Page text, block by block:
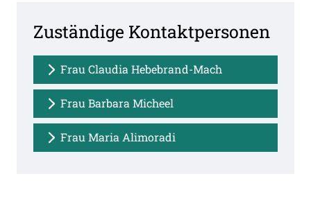
Zuständige Kontaktpersonen
Frau Claudia Hebebrand-Mach
Frau Barbara Micheel
Frau Maria Alimoradi